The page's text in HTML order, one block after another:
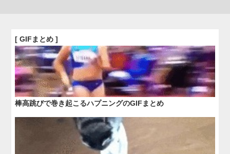
[ GIFまとめ ]
棒高跳びで巻き起こるハプニングのGIFまとめ